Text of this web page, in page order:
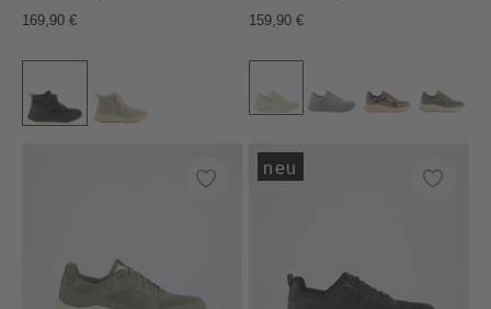
169,90 € 159,90 €
neu